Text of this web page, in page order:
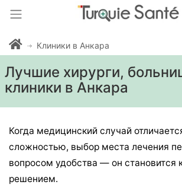
Клиники в Анкара
Лучшие хирурги,
клиники в Анкара
Когда медицинский случай
сложностью, выбор места лечения
вопросом удобства — он становится
решением.